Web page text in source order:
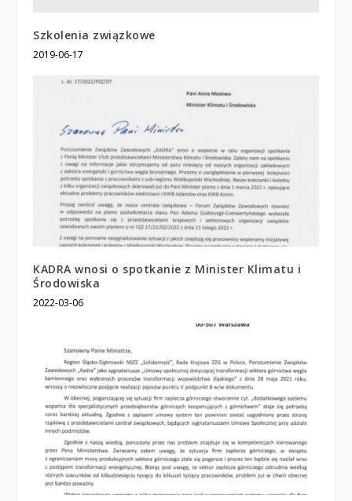
Szkolenia związkowe
2019-06-17
KADRA wnosi o spotkanie z Minister Klimatu i
Środowiska
2022-03-06